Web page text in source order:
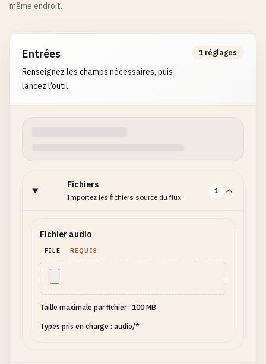
même endroit.
Entrées
Renseignez les champs nécessaires, puis
lancez l’outil.
1 réglages
Fichiers
Importez les fichiers source du flux.
1
Fichier audio
FILE REQUIS
Taille maximale par fichier : 100 MB
Types pris en charge : audio/*